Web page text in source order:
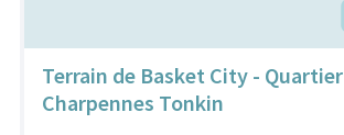
Terrain de Basket City - Quartier
Charpennes Tonkin